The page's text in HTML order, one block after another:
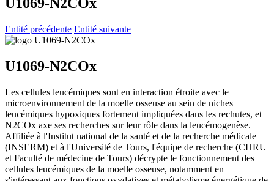
Entité précédente Entité suivante
U1069-N2COx
Les cellules leucémiques sont en interaction étroite avec le
microenvironnement de la moelle osseuse au sein de niches
leucémiques hypoxiques fortement impliquées dans les rechutes, et
N2COx axe ses recherches sur leur rôle dans la leucémogenèse.
Affiliée à l'Institut national de la santé et de la recherche médicale
(INSERM) et à l'Université de Tours, l'équipe de recherche (CHRU
et Faculté de médecine de Tours) décrypte le fonctionnement des
cellules leucémiques de la moelle osseuse, notamment en